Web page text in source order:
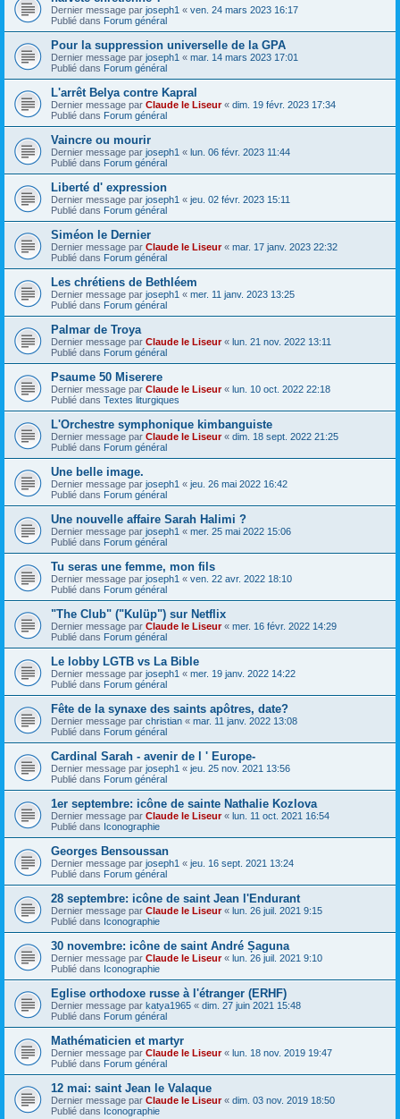
Dernier message par joseph1 « ven. 24 mars 2023 16:17
Publié dans Forum général
Pour la suppression universelle de la GPA
Dernier message par joseph1 « mar. 14 mars 2023 17:01
Publié dans Forum général
L'arrêt Belya contre Kapral
Dernier message par Claude le Liseur« dim. 19 févr. 2023 17:34
Publié dans Forum général
Vaincre ou mourir
Dernier message par joseph1 « lun. 06 févr. 2023 11:44
Publié dans Forum général
Liberté d' expression
Dernier message par joseph1 « jeu. 02 févr. 2023 15:11
Publié dans Forum général
Siméon le Dernier
Dernier message par Claude le Liseur« mar. 17 janv. 2023 22:32
Publié dans Forum général
Les chrétiens de Bethléem
Dernier message par joseph1 « mer. 11 janv. 2023 13:25
Publié dans Forum général
Palmar de Troya
Dernier message par Claude le Liseur« lun. 21 nov. 2022 13:11
Publié dans Forum général
Psaume 50 Miserere
Dernier message par Claude le Liseur« lun. 10 oct. 2022 22:18
Publié dans Textes liturgiques
L'Orchestre symphonique kimbanguiste
Dernier message par Claude le Liseur« dim. 18 sept. 2022 21:25
Publié dans Forum général
Une belle image.
Dernier message par joseph1 « jeu. 26 mai 2022 16:42
Publié dans Forum général
Une nouvelle affaire Sarah Halimi ?
Dernier message par joseph1 « mer. 25 mai 2022 15:06
Publié dans Forum général
Tu seras une femme, mon fils
Dernier message par joseph1 « ven. 22 avr. 2022 18:10
Publié dans Forum général
"The Club" ("Kulüp") sur Netflix
Dernier message par Claude le Liseur« mer. 16 févr. 2022 14:29
Publié dans Forum général
Le lobby LGTB vs La Bible
Dernier message par joseph1 « mer. 19 janv. 2022 14:22
Publié dans Forum général
Fête de la synaxe des saints apôtres, date?
Dernier message par christian « mar. 11 janv. 2022 13:08
Publié dans Forum général
Cardinal Sarah - avenir de l ' Europe-
Dernier message par joseph1 « jeu. 25 nov. 2021 13:56
Publié dans Forum général
1er septembre: icône de sainte Nathalie Kozlova
Dernier message par Claude le Liseur« lun. 11 oct. 2021 16:54
Publié dans Iconographie
Georges Bensoussan
Dernier message par joseph1 « jeu. 16 sept. 2021 13:24
Publié dans Forum général
28 septembre: icône de saint Jean l'Endurant
Dernier message par Claude le Liseur« lun. 26 juil. 2021 9:15
Publié dans Iconographie
30 novembre: icône de saint André Șaguna
Dernier message par Claude le Liseur« lun. 26 juil. 2021 9:10
Publié dans Iconographie
Eglise orthodoxe russe à l'étranger (ERHF)
Dernier message par katya1965 « dim. 27 juin 2021 15:48
Publié dans Forum général
Mathématicien et martyr
Dernier message par Claude le Liseur« lun. 18 nov. 2019 19:47
Publié dans Forum général
12 mai: saint Jean le Valaque
Dernier message par Claude le Liseur« dim. 03 nov. 2019 18:50
Publié dans Iconographie